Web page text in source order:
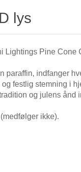
lys
Lightings Pine Cone
paraffin, indfanger
festlig stemning i
og julens ånd
ikke).